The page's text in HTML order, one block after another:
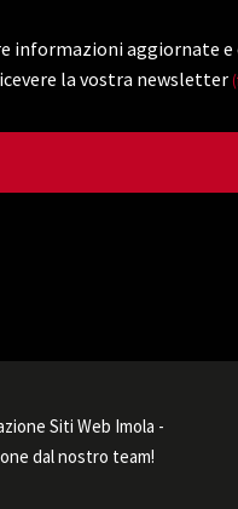
informazioni aggiornate
la vostra newsletter
Siti Web Imola -
dal nostro team!